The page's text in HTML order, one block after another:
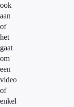
ook
aan
of
het
gaat
om
een
video
of
enkel